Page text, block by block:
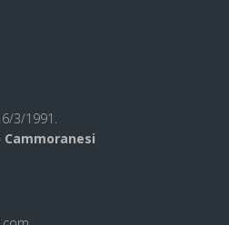
3/1991.
Cammoranesi